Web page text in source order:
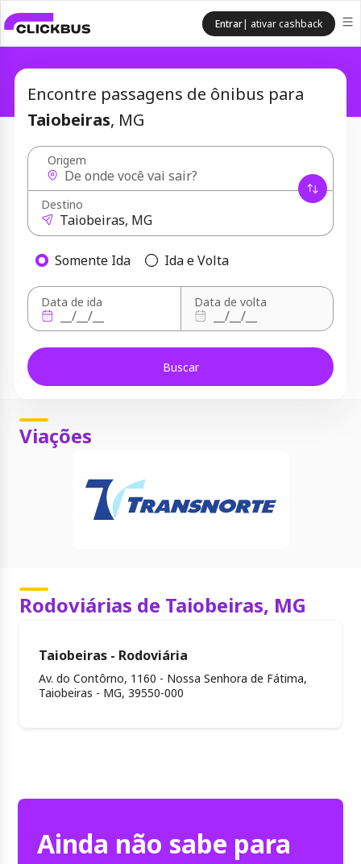
Entrar| ativar cashback
Encontre passagens de ônibus para
Taiobeiras, MG
Somente Ida Ida e Volta
Origem
Destino
Data de ida Data de volta
Buscar
Viações
Rodoviárias de Taiobeiras, MG
Taiobeiras - Rodoviária
Av. do Contôrno, 1160 - Nossa Senhora de Fátima,
Taiobeiras - MG, 39550-000
Ainda não sabe para